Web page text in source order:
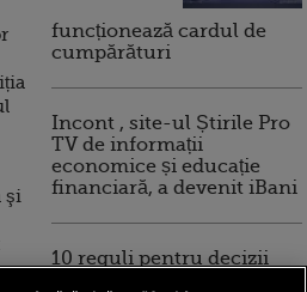
şi
funcționează cardul de
cumpărături
Incont , site-ul Știrile Pro
TV de informații
economice și educație
financiară, a devenit iBani
10 reguli pentru decizii